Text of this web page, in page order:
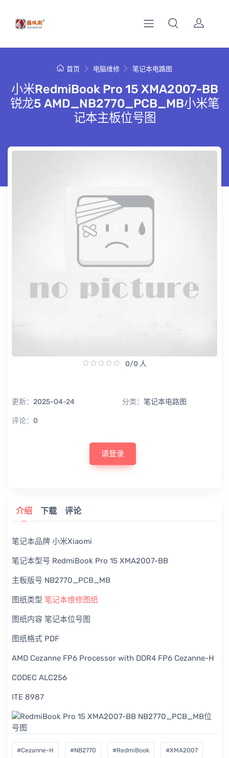
首页 电脑维修 笔记本电路图
小米RedmiBook Pro 15 XMA2007-BB
锐龙5 AMD_NB2770_PCB_MB小米笔
记本主板位号图
0/0 人
更新： 2025-04-24 分类： 笔记本电路图
评论： 0
请登录
介绍 下载 评论
笔记本品牌 小米Xiaomi
笔记本型号 RedmiBook Pro 15 XMA2007-BB
主板版号 NB2770_PCB_MB
图纸类型 笔记本维修图纸
图纸内容 笔记本位号图
图纸格式 PDF
AMD Cezanne FP6 Processor with DDR4 FP6 Cezanne-H
CODEC ALC256
ITE 8987
#Cezanne-H #NB2770 #RedmiBook #XMA2007